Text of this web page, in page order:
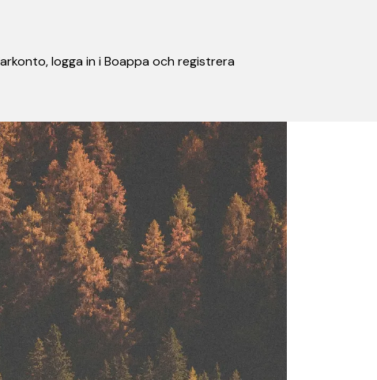
logga in i Boappa och registrera